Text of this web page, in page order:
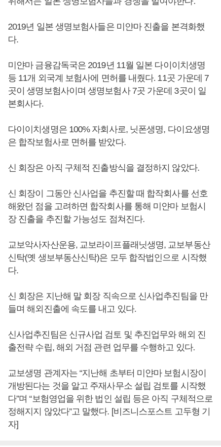
2019년 일본 생명보험사들은 미얀마 진출을 본격화했
다.
미얀마 금융감독국은 2019년 11월 일본 다이이치생명
등 11개 외국계 보험사에 면허를 내줬다. 11곳 가운데 7
곳이 생명보험사이며 생명보험사 7곳 가운데 3곳이 일
본회사다.
다이이치생명은 100% 자회사로, 닛폰생명, 다이요생명
은 합작보험사로 면허를 받았다.
신 회장은 아직 구체적 진출방식을 결정하지 않았다.
신 회장이 그동안 신사업을 추진할 때 합작회사를 선호
해왔던 점을 고려하면 합작회사를 통해 미얀마 보험시
장 진출을 추진할 가능성도 점쳐진다.
교보악사자산운용, 교보라이프플래닛생명, 교보부동산
신탁(옛 생보부동산신탁)은 모두 합작법인으로 시작했
다.
신 회장은 지난해 말 회장 직속으로 신사업추진팀을 만
들며 해외진출에 속도를 내고 있다.
신사업추진팀은 신규사업 검토 및 추진업무와 해외 진
출전략 수립, 해외 거점 관련 업무를 수행하고 있다.
교보생명 관계자는 “지난해 초부터 미얀마 보험시장이
개방된다는 것을 알고 주재사무소 설립 검토를 시작했
다”며 “보험영업을 위한 법인 설립 등은 아직 구체적으로
정해지지 않았다”고 말했다. [비즈니스포스트 고두형 기
자]